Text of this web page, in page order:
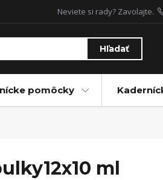
Hľadať
Neviete si rady? Zavolajte.
pomôcky
ml